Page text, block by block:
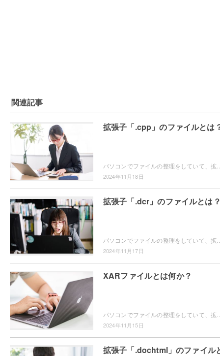
関連記事
拡張子「.cpp」のファイルとは
2024年11月18日
拡張子「.dcr」のファイルとは
2024年11月17日
XARファイルとは何か？
2024年11月15日
拡張子「.dochtml」のファイル